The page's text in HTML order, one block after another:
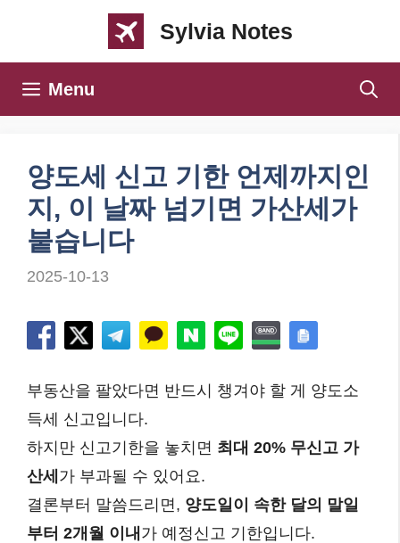
Sylvia Notes
Menu
양도세 신고 기한 언제까지인
지, 이 날짜 넘기면 가산세가
붙습니다
2025-10-13
부동산을 팔았다면 반드시 챙겨야 할 게 양도소
득세 신고입니다.
하지만 신고기한을 놓치면 최대 20% 무신고 가
산세 가 부과될 수 있어요.
결론부터 말씀드리면, 양도일이 속한 달의 말일
부터 2개월 이내 가 예정신고 기한입니다.